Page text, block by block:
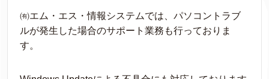
㈲エム・エス・情報システムでは、パソコントラブ
ルが発生した場合のサポート業務も行っておりま
す。